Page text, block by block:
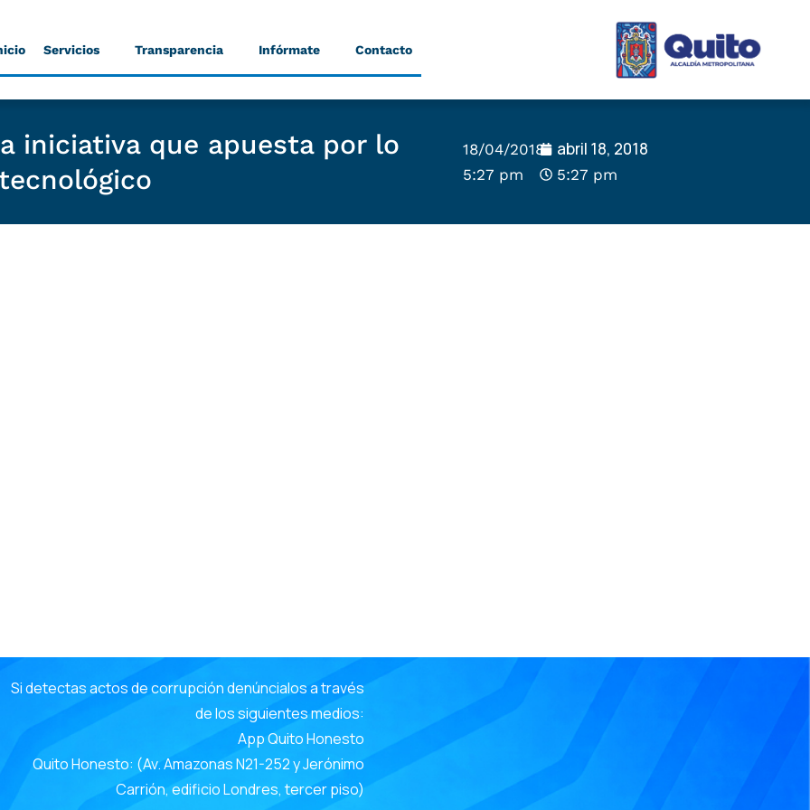
Servicios Transparencia Infórmate Contacto
iniciativa que apuesta por lo
18/04/2018
5:27 pm
abril 18, 2018
5:27 pm
Si detectas actos de corrupción denúncialos a través
de los siguientes medios:
App Quito Honesto
Quito Honesto: (Av. Amazonas N21-252 y Jerónimo
Carrión, edificio Londres, tercer piso)